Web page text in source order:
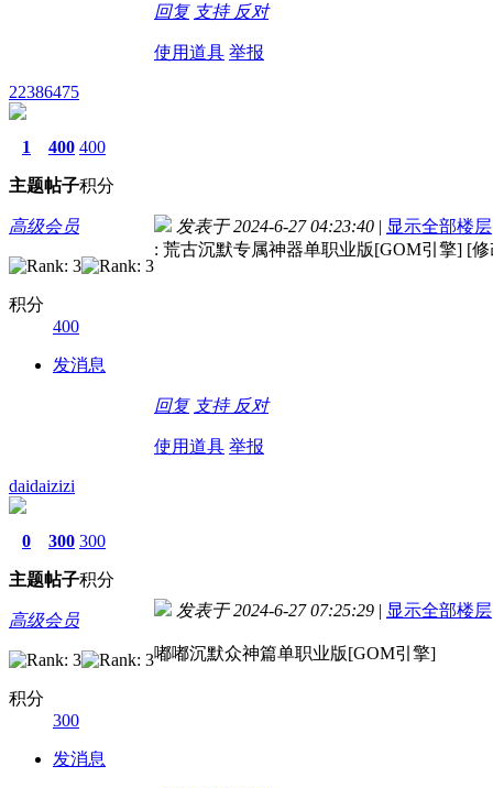
回复 支持 反对
使用道具 举报
22386475
1
主题
400
帖子
400
积分
高级会员
积分
400
发消息
发表于 2024-6-27 04:23:40 | 显示全部楼层
: 荒古沉默专属神器单职业版[GOM引擎] [
回复 支持 反对
使用道具 举报
daidaizizi
0
主题
300
帖子
300
积分
高级会员
积分
300
发消息
发表于 2024-6-27 07:25:29 | 显示全部楼层
嘟嘟沉默众神篇单职业版[GOM引擎]